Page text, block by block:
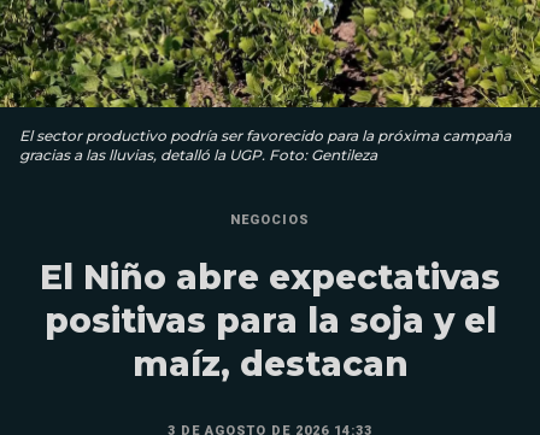
El sector productivo podría ser favorecido para la próxima campaña
gracias a las lluvias, detalló la UGP. Foto: Gentileza
NEGOCIOS
El Niño abre expectativas
positivas para la soja y el
maíz, destacan
3 DE AGOSTO DE 2026 14:33